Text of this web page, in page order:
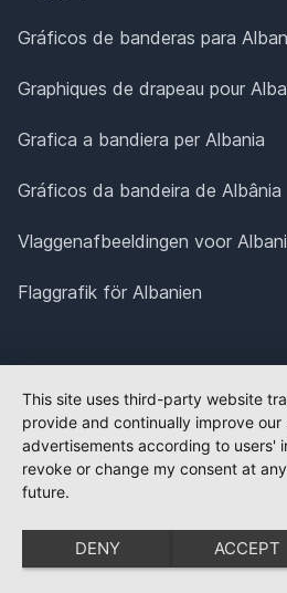
Gráficos de banderas para
Graphiques de drapeau pour
Grafica a bandiera per Albania
Gráficos da bandeira de Albânia
Vlaggenafbeeldingen voor
Flaggrafik för Albanien
This site uses third-party website
provide and continually improve
advertisements according to users'
revoke or change my consent at
future.
DENY ACCEPT